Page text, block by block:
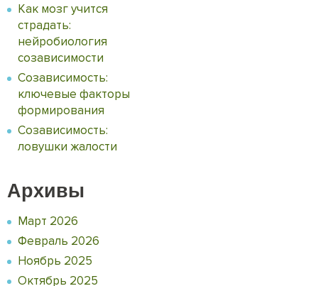
Как мозг учится
страдать:
нейробиология
созависимости
Созависимость:
ключевые факторы
формирования
Созависимость:
ловушки жалости
Архивы
Март 2026
Февраль 2026
Ноябрь 2025
Октябрь 2025